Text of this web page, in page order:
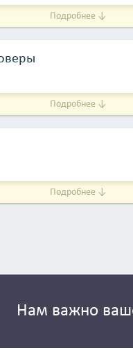
Подробнее ↓
Подробнее ↓
Подробнее ↓
Нам важно